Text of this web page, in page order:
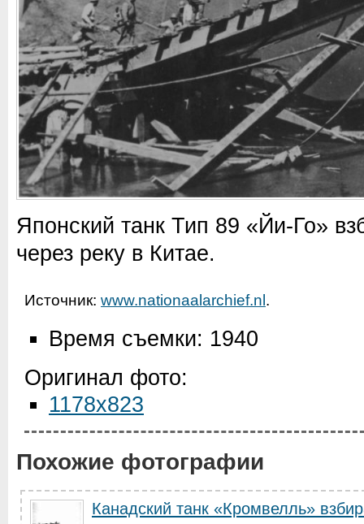
Японский танк Тип 89 «Йи-Го»
через реку в Китае.
Источник: www.nationaalarchief.nl .
Время съемки: 1940
Оригинал фото:
1178x823
Похожие фотографии
Канадский танк «Кромвелль»